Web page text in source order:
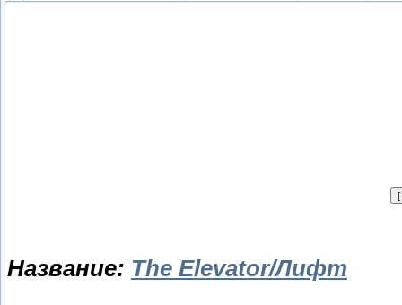
Название: The Elevator/Лифт